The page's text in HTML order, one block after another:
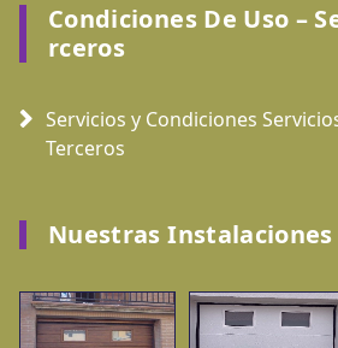
Condiciones De Uso –
Rceros
Servicios y Condiciones
Terceros
Nuestras Instalaciones